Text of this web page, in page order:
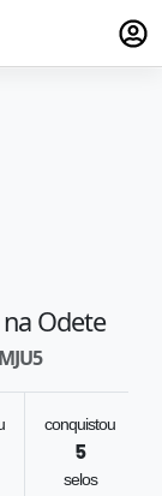
Odete
conquistou
5
selos